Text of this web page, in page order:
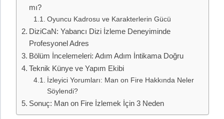
mı?
Oyuncu Kadrosu ve Karakterlerin Gücü
DiziCaN: Yabancı Dizi İzleme Deneyiminde
Profesyonel Adres
Bölüm İncelemeleri: Adım Adım İntikama Doğru
Teknik Künye ve Yapım Ekibi
İzleyici Yorumları: Man on Fire Hakkında Neler
Söylendi?
Sonuç: Man on Fire İzlemek İçin 3 Neden